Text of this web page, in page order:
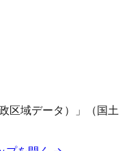
区域データ）」（国土